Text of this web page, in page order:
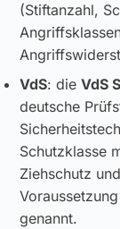
(Stiftanzahl,
VdS: die VdS
deutsche
Schutzklasse
Ziehschutz
genannt.